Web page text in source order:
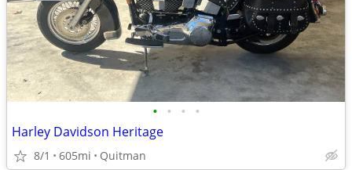
• • • •
Harley Davidson Heritage
8/1 605mi Quitman